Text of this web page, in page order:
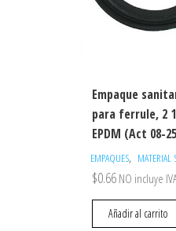
Empaque
para ferrule, 2
EPDM (Act 08-
EMPAQUES, MATERIAL
$0.66 NO incluye
Añadir al carrito